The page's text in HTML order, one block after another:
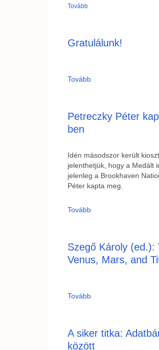
Tovább
Gratulálunk!
Tovább
Petreczky Péter
ben
Idén másodszor került
jelenthetjük, hogy a Medált
jelenleg a Brookhaven
Péter kapta meg.
Tovább
Szegő Károly
Venus, Mars, and
Tovább
A siker titka:
között